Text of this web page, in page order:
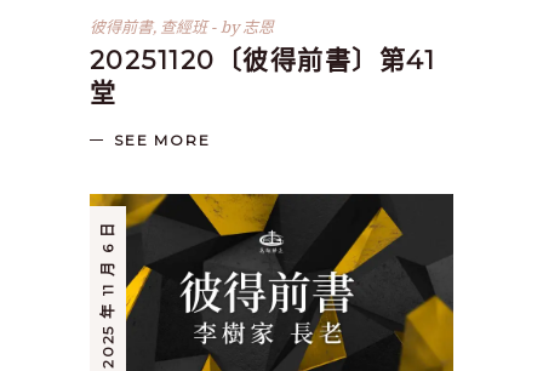
彼得前書, 查經班 by志恩
20251120〔彼得前書〕第41
堂
SEE MORE
2025 年 11 月 6 日